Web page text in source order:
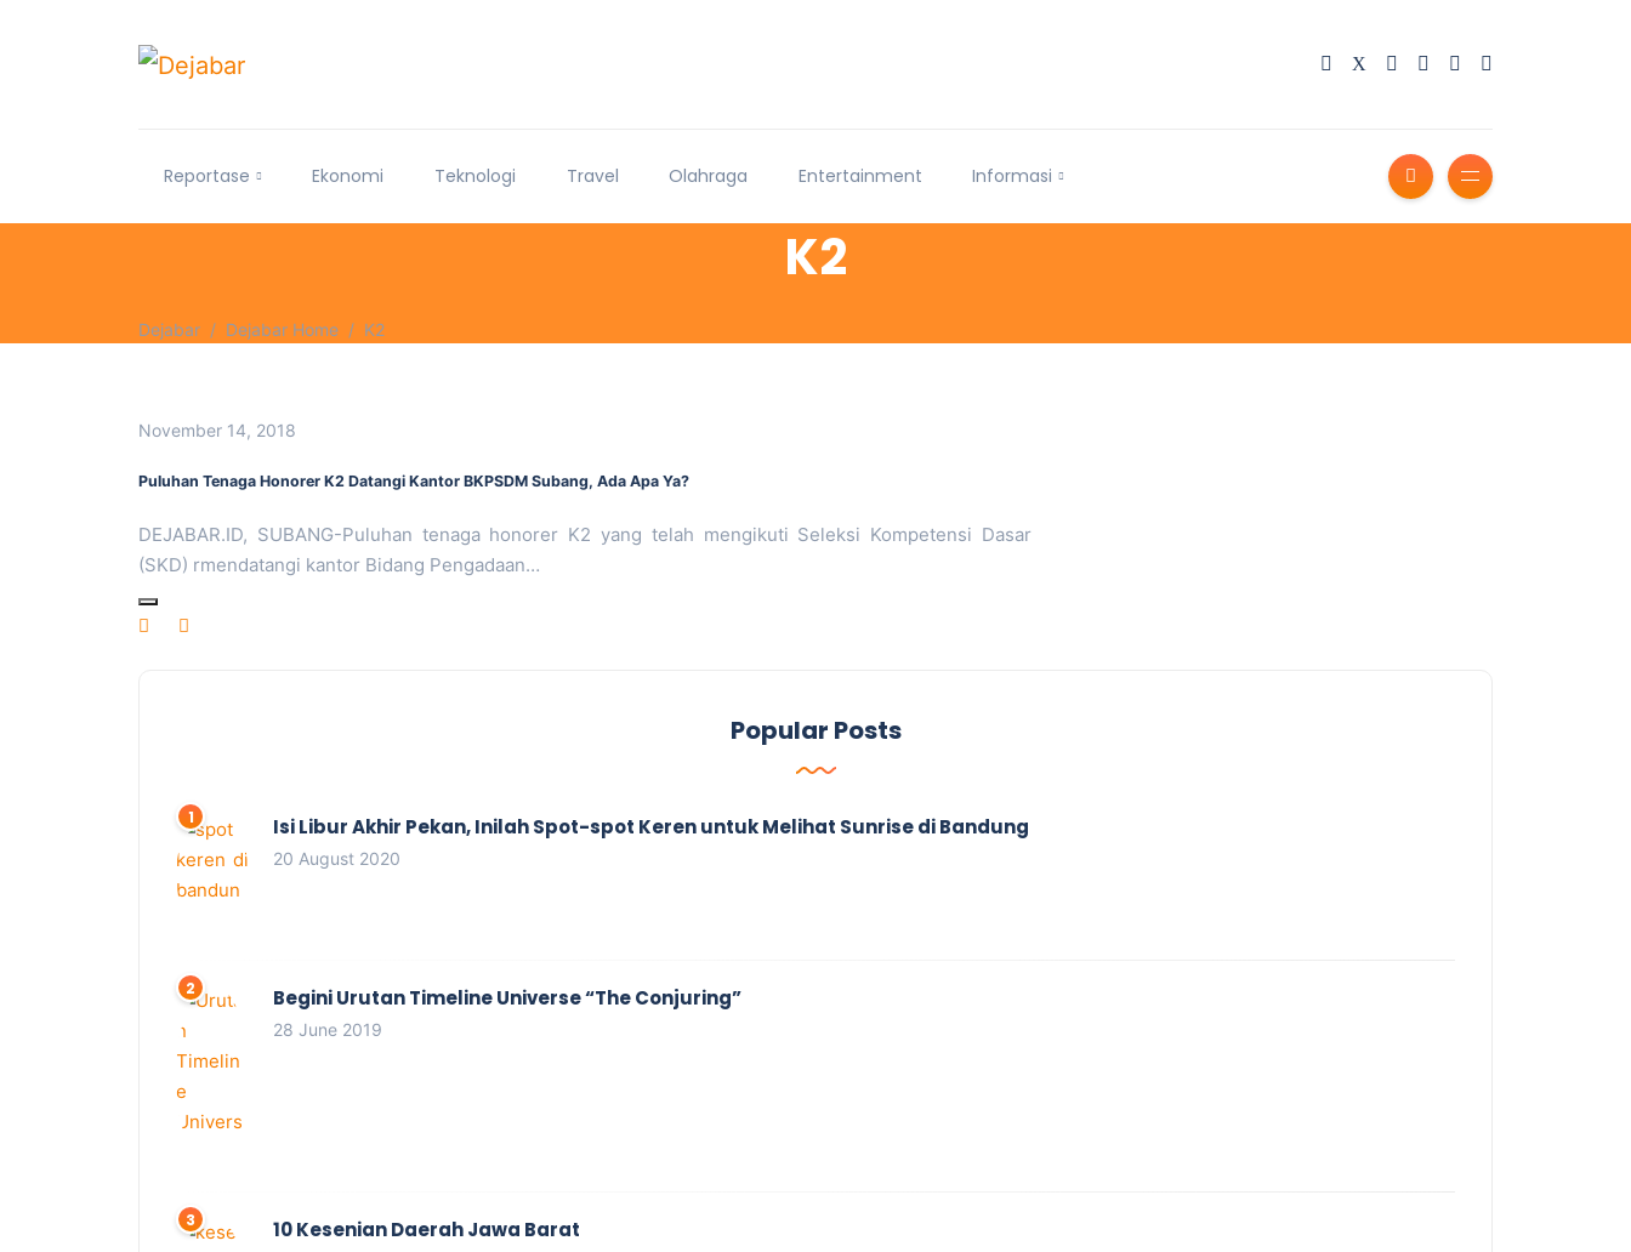
Reportase Ekonomi Teknologi Travel Olahraga Entertainment Informasi
K2
Dejabar Dejabar Home K2
November 14, 2018
Puluhan Tenaga Honorer K2 Datangi Kantor BKPSDM Subang, Ada Apa Ya?
DEJABAR.ID, SUBANG-Puluhan tenaga honorer K2 yang telah mengikuti Seleksi Kompetensi Dasar
(SKD) rmendatangi kantor Bidang Pengadaan…
Popular Posts
Isi Libur Akhir Pekan, Inilah Spot-spot Keren untuk Melihat Sunrise di Bandung
20 August 2020
Begini Urutan Timeline Universe “The Conjuring”
28 June 2019
10 Kesenian Daerah Jawa Barat